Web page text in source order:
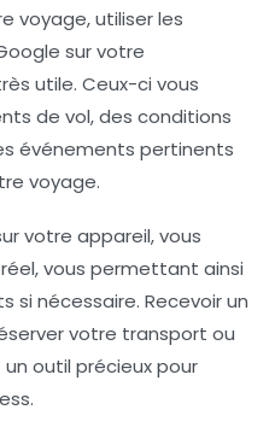
voyage, utiliser les
sur votre
utile. Ceux-ci vous
de vol, des conditions
événements pertinents
voyage.
votre appareil, vous
vous permettant ainsi
si nécessaire. Recevoir un
votre transport ou
outil précieux pour